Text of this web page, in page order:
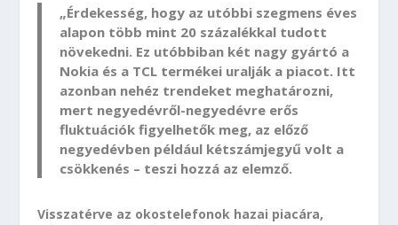
„Érdekesség, hogy az utóbbi szegmens éves
alapon több mint 20 százalékkal tudott
növekedni. Ez utóbbiban két nagy gyártó a
Nokia és a TCL termékei uralják a piacot. Itt
azonban nehéz trendeket meghatározni,
mert negyedévről-negyedévre erős
fluktuációk figyelhetők meg, az előző
negyedévben például kétszámjegyű volt a
csökkenés – teszi hozzá az elemző.
Visszatérve az okostelefonok hazai piacára,